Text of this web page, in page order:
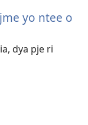
yo ntee o
dya pje ri